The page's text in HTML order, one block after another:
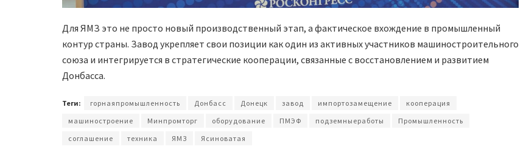
Для ЯМЗ это не просто новый производственный этап, а фактическое вхождение в промышленный
контур страны. Завод укрепляет свои позиции как один из активных участников машиностроительного
союза и интегрируется в стратегические кооперации, связанные с восстановлением и развитием
Донбасса.
Теги: горнаяпромышленность Донбасс Донецк завод импортозамещение
кооперация
машиностроение
Минпромторг оборудование ПМЭФ подземныеработы
Промышленность
соглашение
техника ЯМЗ Ясиноватая